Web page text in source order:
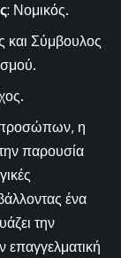
: Νομικός.
και Σύμβουλος
η
παρουσία
ένα
την
επαγγελματική